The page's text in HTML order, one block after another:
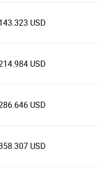
USD
USD
USD
USD